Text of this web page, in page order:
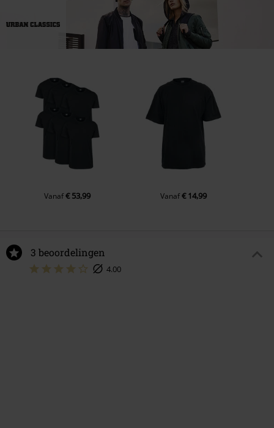
Vanaf€ 53,99 Vanaf€ 14,99
3 beoordelingen
4.00